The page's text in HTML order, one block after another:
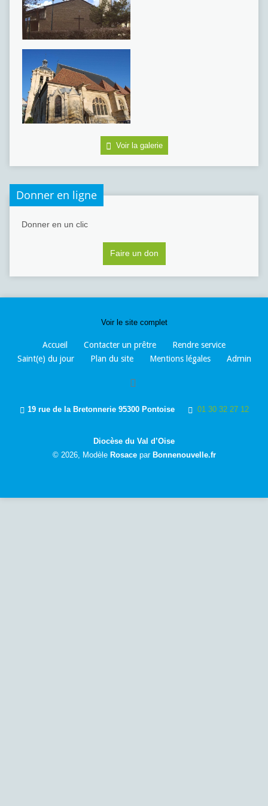
Voir la galerie
Donner en ligne
Donner en un clic
Faire un don
Voir le site complet
Accueil Contacter un prêtre
Rendre service
Saint(e) du jour
Plan du site Mentions légales Admin
19 rue de la Bretonnerie 95300 Pontoise 01 30 32 27 12
Diocèse du Val d’Oise
© 2026, Modèle Rosacepar Bonnenouvelle.fr